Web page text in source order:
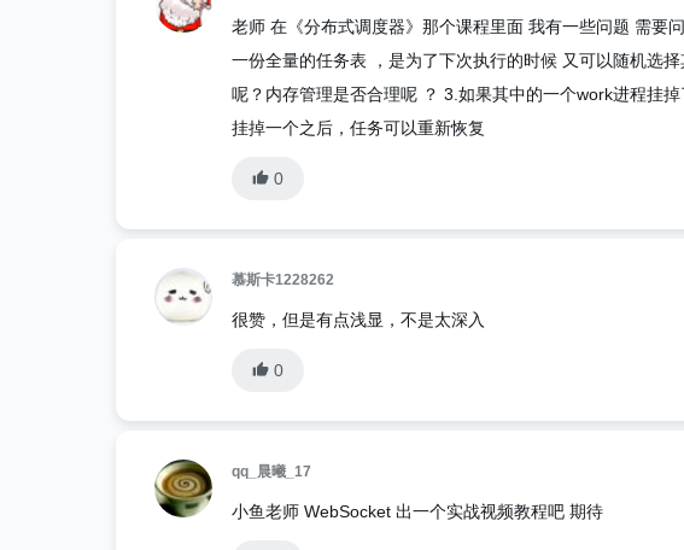
老师 在《分布式调度器》那个课程里面 我有一些问题 需要
一份全量的任务表 ，是为了下次执行的时候 又可以随机选
呢？内存管理是否合理呢 ？ 3.如果其中的一个work进程挂
挂掉一个之后，任务可以重新恢复
0
慕斯卡1228262
很赞，但是有点浅显，不是太深入
0
qq_晨曦_17
小鱼老师 WebSocket 出一个实战视频教程吧 期待